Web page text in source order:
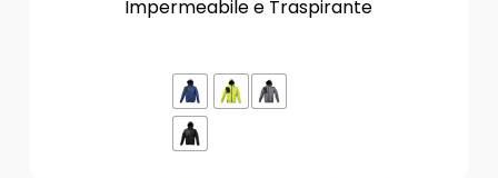
Impermeabile e Traspirante